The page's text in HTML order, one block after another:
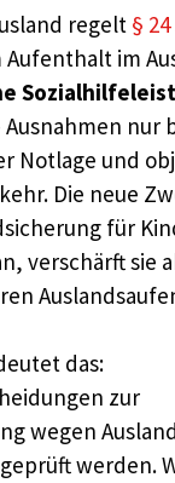
regelt § 24
im
nur
Notlage und
Die neue
für
verschärft sie
das:
zur
wegen
werden.